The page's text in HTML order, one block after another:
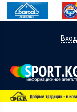
Вход